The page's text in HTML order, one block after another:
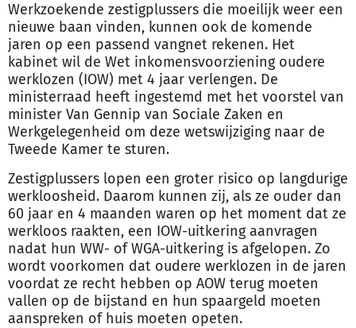
Werkzoekende zestigplussers die moeilijk weer een
nieuwe baan vinden, kunnen ook de komende
jaren op een passend vangnet rekenen. Het
kabinet wil de Wet inkomensvoorziening oudere
werklozen (IOW) met 4 jaar verlengen. De
ministerraad heeft ingestemd met het voorstel van
minister Van Gennip van Sociale Zaken en
Werkgelegenheid om deze wetswijziging naar de
Tweede Kamer te sturen.
Zestigplussers lopen een groter risico op langdurige
werkloosheid. Daarom kunnen zij, als ze ouder dan
60 jaar en 4 maanden waren op het moment dat ze
werkloos raakten, een IOW-uitkering aanvragen
nadat hun WW- of WGA-uitkering is afgelopen. Zo
wordt voorkomen dat oudere werklozen in de jaren
voordat ze recht hebben op AOW terug moeten
vallen op de bijstand en hun spaargeld moeten
aanspreken of huis moeten opeten.